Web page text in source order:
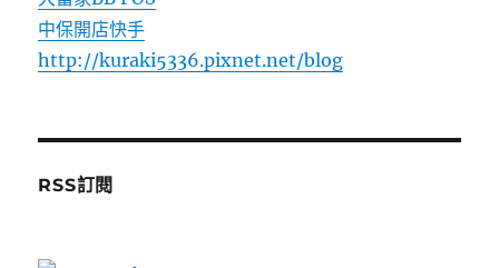
中保開店快手
http://kuraki5336.pixnet.net/blog
RSS訂閱